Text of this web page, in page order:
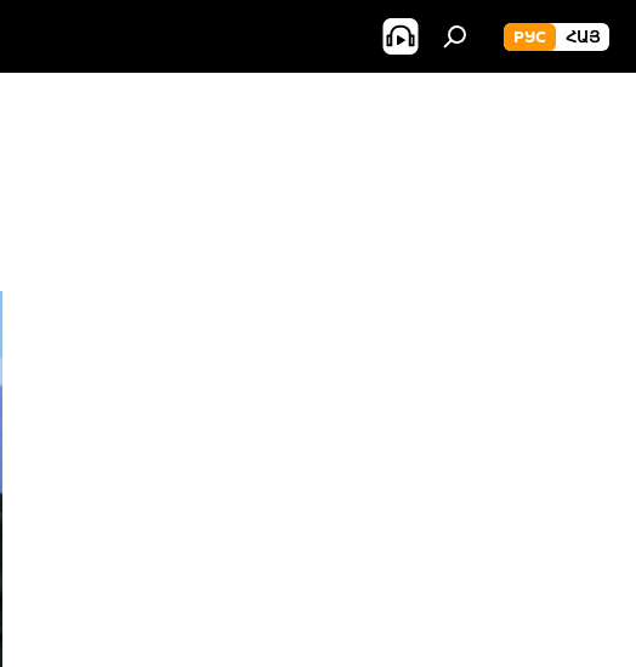
РУС ՀԱՅ